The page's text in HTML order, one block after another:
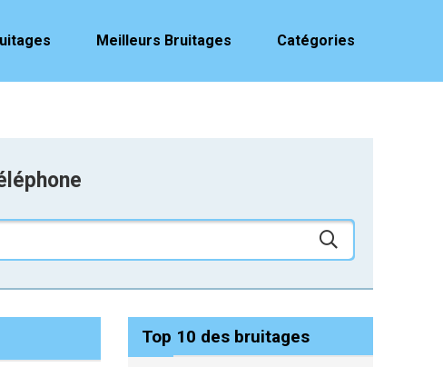
Meilleurs Bruitages Catégories
Top 10 des bruitages